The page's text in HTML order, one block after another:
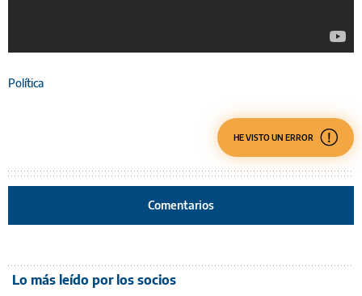
Política
HE VISTO UN ERROR
Comentarios
Lo más leído por los socios